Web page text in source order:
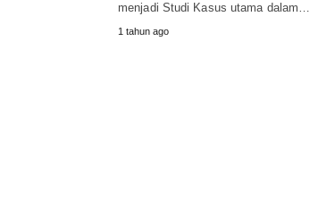
menjadi Studi Kasus utama dalam…
1 tahun ago